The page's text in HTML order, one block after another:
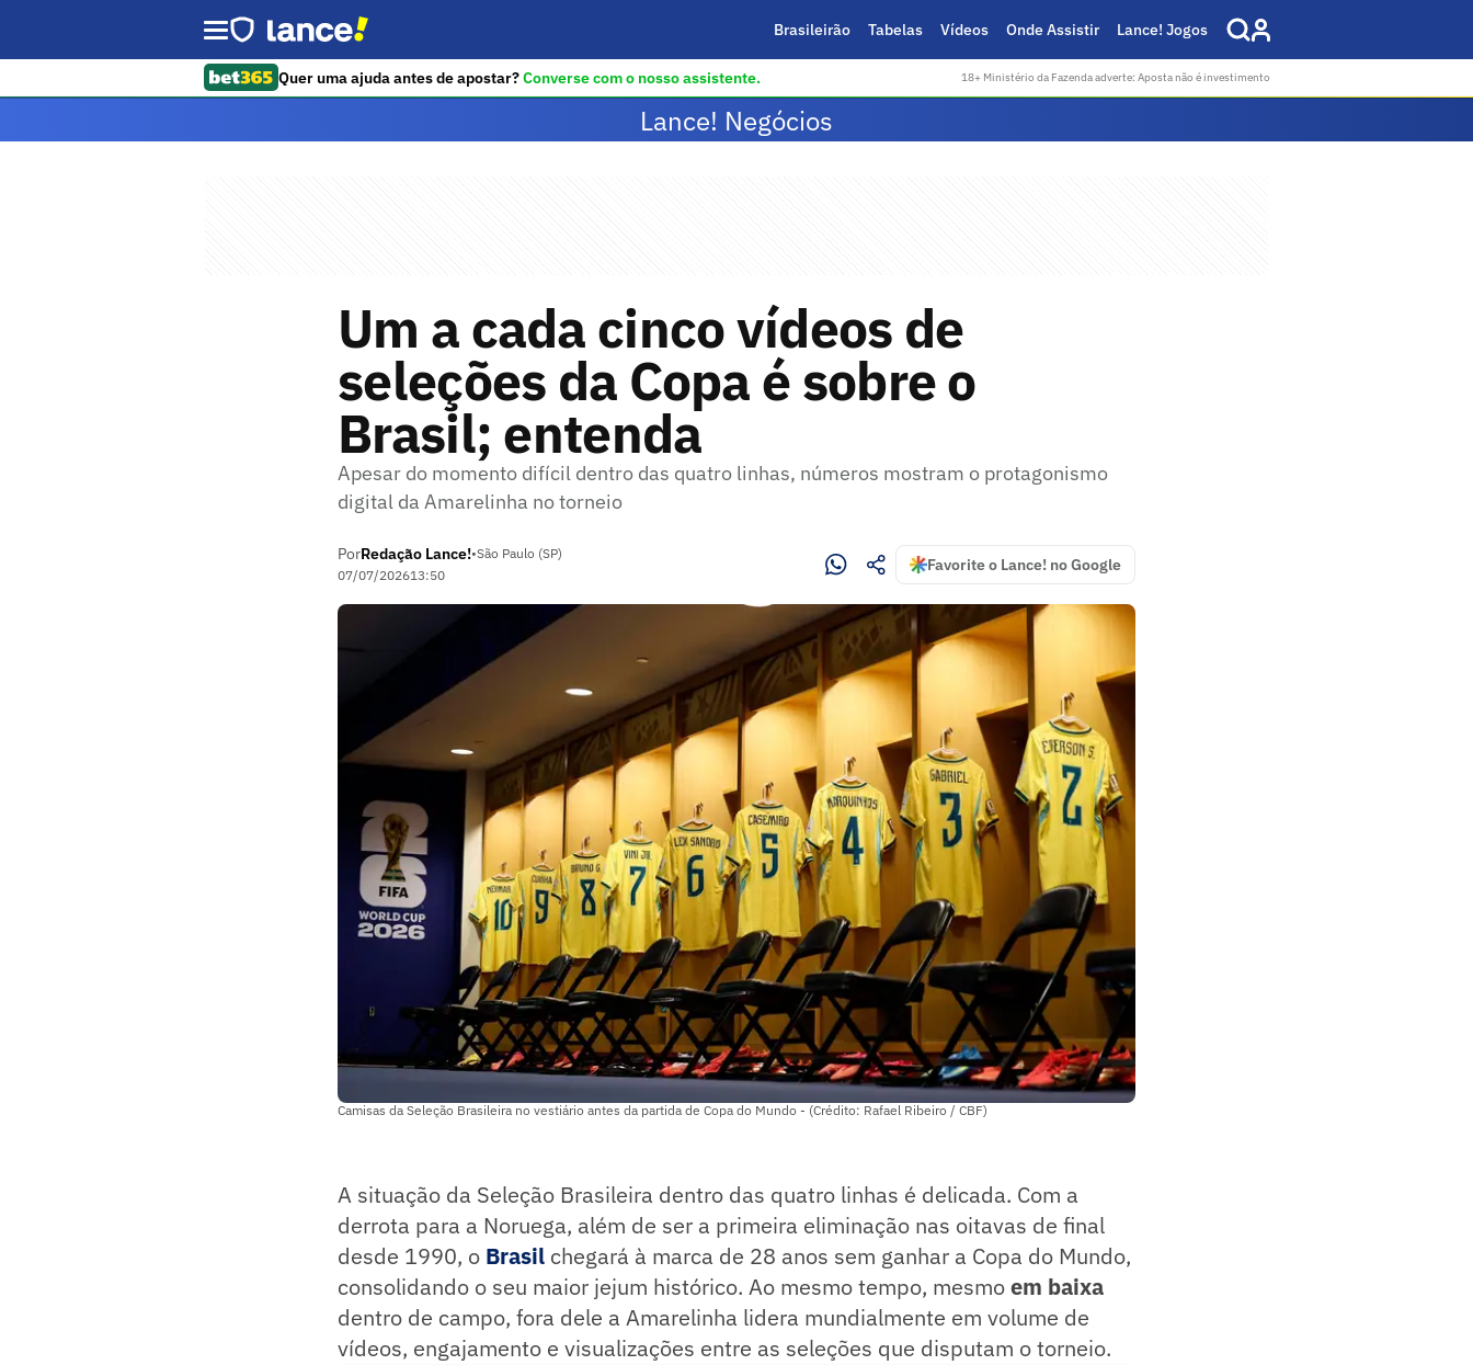
Brasileirão Tabelas Vídeos Onde Assistir Lance! Jogos
Quer uma ajuda antes de apostar?Converse com o nosso assistente. 18+ Ministério da Fazenda adverte: Aposta não é investimento
Lance! Negócios
Um a cada cinco vídeos de
seleções da Copa é sobre o
Brasil; entenda
Apesar do momento difícil dentro das quatro linhas, números mostram o protagonismo
digital da Amarelinha no torneio
PorRedação Lance!•São Paulo (SP)
07/07/202613:50
Favorite o Lance! no Google
Camisas da Seleção Brasileira no vestiário antes da partida de Copa do Mundo - (Crédito: Rafael Ribeiro / CBF)
A situação da Seleção Brasileira dentro das quatro linhas é delicada. Com a
derrota para a Noruega, além de ser a primeira eliminação nas oitavas de final
desde 1990, o Brasil chegará à marca de 28 anos sem ganhar a Copa do Mundo,
consolidando o seu maior jejum histórico. Ao mesmo tempo, mesmoem baixa
dentro de campo, fora dele a Amarelinha lidera mundialmente em volume de
vídeos, engajamento e visualizações entre as seleções que disputam o torneio.